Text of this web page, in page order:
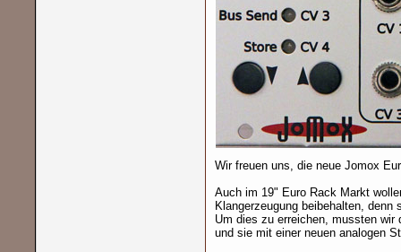
Wir freuen uns, die neue Jomox
Auch im 19" Euro Rack Markt
Klangerzeugung beibehalten,
Um dies zu erreichen, mussten wir
und sie mit einer neuen analogen